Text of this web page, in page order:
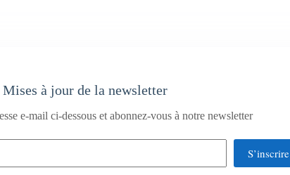
Mises à jour de la newsletter
e-mail ci-dessous et abonnez-vous à notre newsletter
S’inscrire